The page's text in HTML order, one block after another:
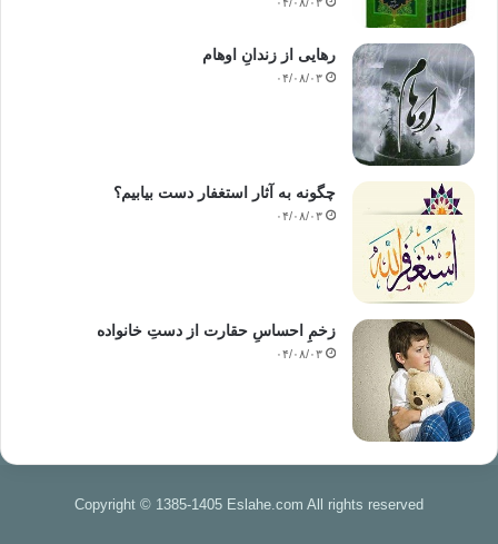
رهایی از زندانِ اوهام
۰۴/۰۸/۰۳
چگونه به آثار استغفار دست بیابیم؟
۰۴/۰۸/۰۳
زخمِ احساسِ حقارت از دستِ خانواده
۰۴/۰۸/۰۳
Copyright © 1385-1405 Eslahe.com All rights reserved